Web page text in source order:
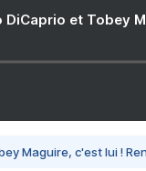
DiCaprio et Tobey
Maguire, c'est lui !